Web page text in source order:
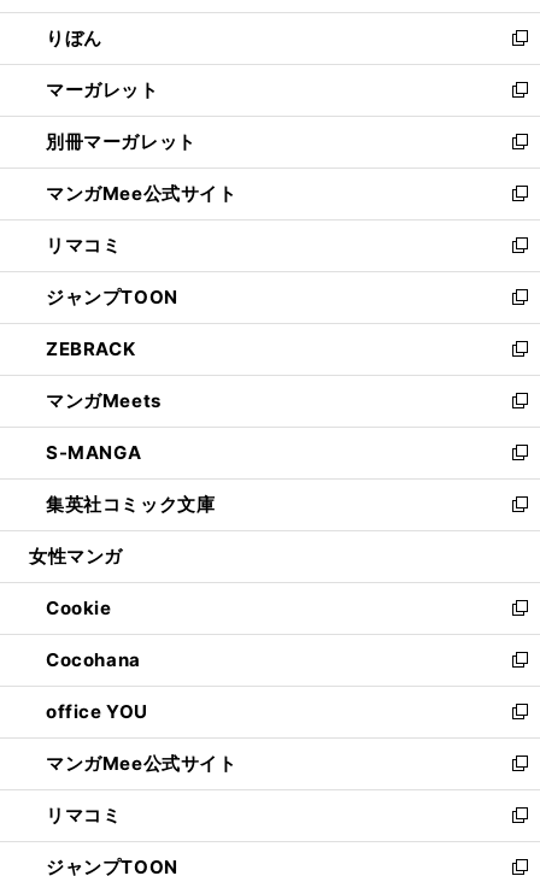
開
く
ウ
で
開
く
ン
ド
ウ
で
開
く
ウ
ィ
ン
ド
ウ
で
開
く
りぼん
新
し
い
ウ
ィ
ン
ド
ウ
で
開
く
マーガレット
新
し
い
ウ
ィ
ン
ド
ウ
で
開
く
別冊マーガレット
新
し
い
ウ
ィ
ン
ド
ウ
で
開
く
マンガMee公式サイト
新
し
い
ウ
ィ
ン
ド
ウ
で
開
く
リマコミ
新
し
い
ウ
ィ
ン
ド
ウ
で
開
く
ジャンプTOON
新
し
い
ウ
ィ
ン
ド
ウ
で
開
ZEBRACK
新
し
い
ウ
ィ
ン
ド
ウ
開
く
マンガMeets
新
し
い
ウ
ィ
ン
ウ
で
開
く
S-MANGA
新
し
い
ウ
ン
ド
ウ
で
開
く
集英社コミック文庫
新
し
ウ
ィ
ン
ド
ウ
で
開
く
女性マンガ
Cookie
新
し
い
ウ
ィ
ン
ド
ウ
で
開
く
Cocohana
新
し
い
ウ
ィ
ン
ド
ウ
で
office YOU
新
し
い
ウ
ィ
ン
ド
マンガMee公式サイト
新
し
い
ウ
ィ
リマコミ
新
し
い
ジャンプTOON